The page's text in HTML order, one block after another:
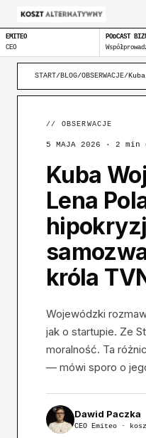
EMITEO
CEO
PODCAST
START/BLOG/OBSERWACJE/
// OBSERWACJE
5 MAJA 2026 · 2 min
Kuba
Lena
króla
Wojewódzki
jak o startupie. Ze
moralność. Ta
— mówi sporo o
Dawid Paczka
CEO Emiteo ·